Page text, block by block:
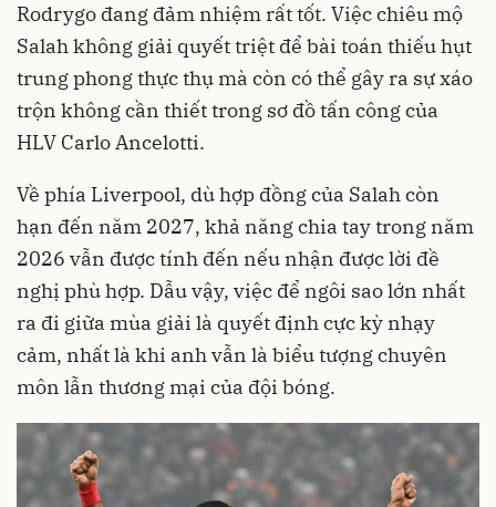
Rodrygo đang đảm nhiệm rất tốt. Việc chiêu mộ
Salah không giải quyết triệt để bài toán thiếu hụt
trung phong thực thụ mà còn có thể gây ra sự xáo
trộn không cần thiết trong sơ đồ tấn công của
HLV Carlo Ancelotti.
Về phía Liverpool, dù hợp đồng của Salah còn
hạn đến năm 2027, khả năng chia tay trong năm
2026 vẫn được tính đến nếu nhận được lời đề
nghị phù hợp. Dẫu vậy, việc để ngôi sao lớn nhất
ra đi giữa mùa giải là quyết định cực kỳ nhạy
cảm, nhất là khi anh vẫn là biểu tượng chuyên
môn lẫn thương mại của đội bóng.